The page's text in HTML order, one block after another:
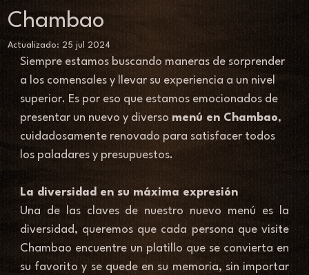
Chambao
Actualizado: 25 jul 2024
Siempre estamos buscando maneras de sorprender
a los comensales y llevar su experiencia a un nivel
superior. Es por eso que estamos emocionados de
presentar un nuevo y diverso menú en Chambao,
cuidadosamente renovado para satisfacer todos
los paladares y presupuestos.
La diversidad en su máxima expresión
Una de las claves de nuestro nuevo menú es la
diversidad, queremos que cada persona que visite
Chambao encuentre un platillo que se convierta en
su favorito y se quede en su memoria, sin importar